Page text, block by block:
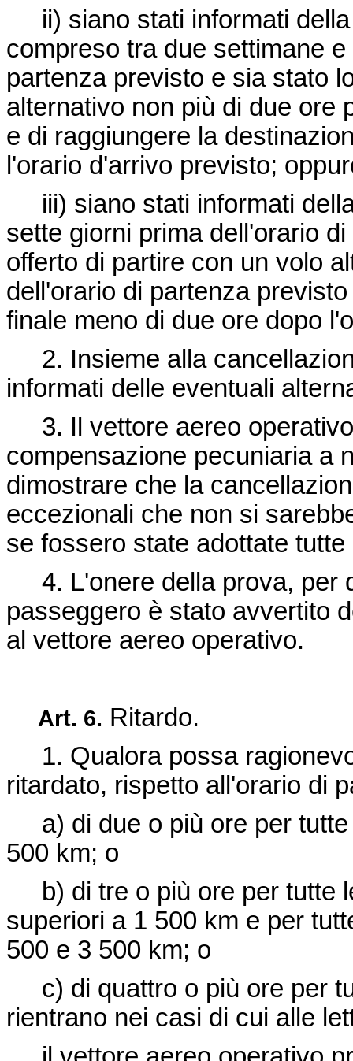
ii) siano stati informati della
compreso tra due settimane
partenza previsto e sia stato
alternativo non più di due ore
e di raggiungere la
l'orario d'arrivo previsto;
iii) siano stati informati
sette giorni prima dell'orario
offerto di partire con un volo
dell'orario di partenza
finale meno di due ore dopo
2. Insieme alla
informati delle eventuali
3. Il vettore aereo
compensazione pecuniaria a
dimostrare che la
eccezionali che non si
se fossero state adottate
4. L'onere della prova, per
passeggero è stato avvertito
al vettore aereo operativo.
Art. 6. Ritardo.
1. Qualora possa
ritardato, rispetto all'orario di
a) di due o più ore per tutte
500 km; o
b) di tre o più ore per tutte
superiori a 1 500 km e per
500 e 3 500 km; o
c) di quattro o più ore per
rientrano nei casi di cui alle